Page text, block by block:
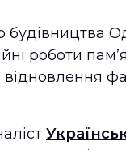
будівництва
роботи
відновлення